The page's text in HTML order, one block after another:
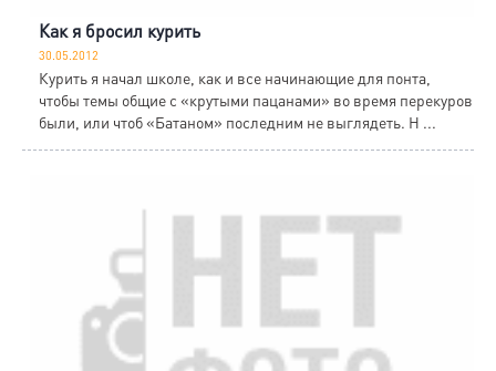
Как я бросил курить
30.05.2012
Курить я начал школе, как и все начинающие для понта,
чтобы темы общие с «крутыми пацанами» во время перекуров
были, или чтоб «Батаном» последним не выглядеть. Н ...